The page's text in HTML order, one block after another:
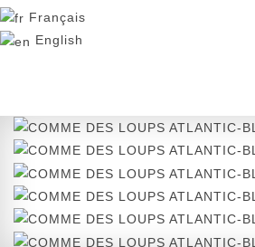
Français
English